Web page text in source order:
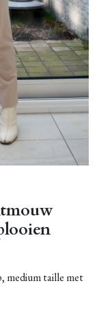
medium taille met